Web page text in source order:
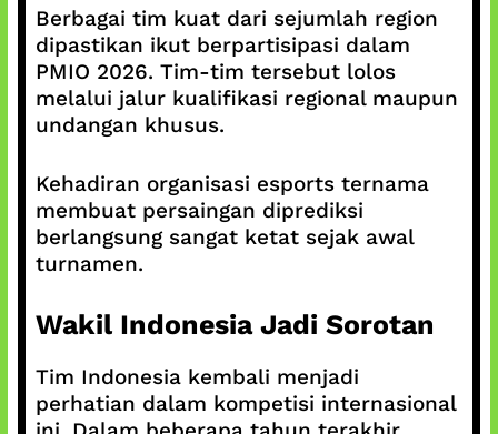
Berbagai tim kuat dari sejumlah region
dipastikan ikut berpartisipasi dalam
PMIO 2026. Tim-tim tersebut lolos
melalui jalur kualifikasi regional maupun
undangan khusus.
Kehadiran organisasi esports ternama
membuat persaingan diprediksi
berlangsung sangat ketat sejak awal
turnamen.
Wakil Indonesia Jadi Sorotan
Tim Indonesia kembali menjadi
perhatian dalam kompetisi internasional